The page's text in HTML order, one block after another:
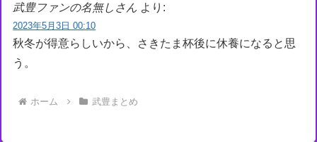
武豊ファンの名無しさん より:
2023年5月3日 00:10
秋冬が得意らしいから、さきたま杯後に休養になると思
う。
ホーム 武豊まとめ